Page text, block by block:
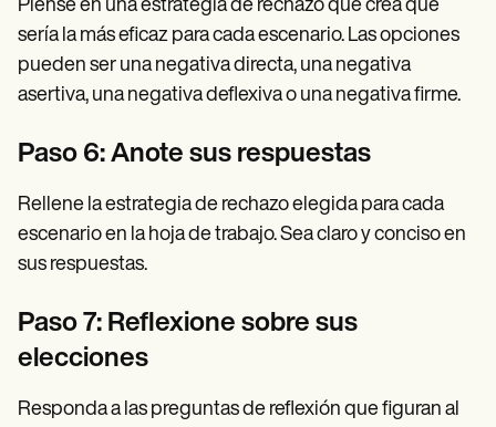
Piense en una estrategia de rechazo que crea que
sería la más eficaz para cada escenario. Las opciones
pueden ser una negativa directa, una negativa
asertiva, una negativa deflexiva o una negativa firme.
Paso 6: Anote sus respuestas
Rellene la estrategia de rechazo elegida para cada
escenario en la hoja de trabajo. Sea claro y conciso en
sus respuestas.
Paso 7: Reflexione sobre sus
elecciones
Responda a las preguntas de reflexión que figuran al